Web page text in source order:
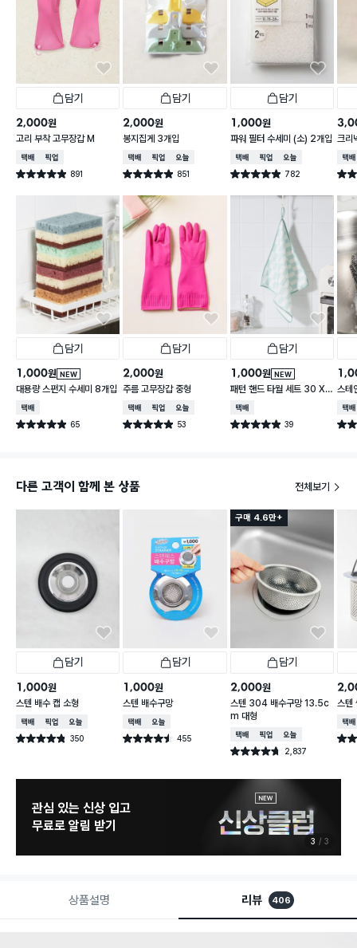
담기
2,000원
고리 부착 고무장갑 M
택배배송매장픽업
별점 4.9점 891
건 작성
담기
2,000원
봉지집게 3개입
택배배송매장픽업오늘배송
별점 4.9점 851
건 작성
담기
1,000원
파워 필터 수세미 (소) 2개입
택배배송매장픽업오늘배송
별점 4.9점 782
건 작성
크리
주
택배
별점
담기
NEW
1,000원
대용량 스펀지 수세미 8개입
택배배송
별점 4.9점 65
건 작성
담기
2,000원
주름 고무장갑 중형
택배배송매장픽업오늘배송
별점 4.9점 53
건 작성
담기
NEW
1,000원
패턴 핸드 타월 세트 30 X
30 cm 3개입
택배배송
별점 4.9점 39
건 작성
스테
택배
별점
다른 고객이 함께 본 상품 전체보기
담기
1,000원
스텐 배수 캡 소형
택배배송매장픽업오늘배송
별점 4.8점 350
건 작성
담기
1,000원
스텐 배수구망
택배배송오늘배송
별점 4.5점 455
건 작성
구매 4.6만+
담기
2,000원
스텐 304 배수구망 13.5c
m 대형
택배배송매장픽업오늘배송
별점 4.7점 2,837
건 작성
스텐
택배
별점
관심 있는 신상 입고
무료로 알림 받기
3 3
상품설명 리뷰 406